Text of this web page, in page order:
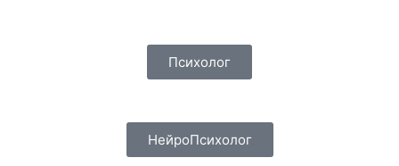
Психолог
НейроПсихолог